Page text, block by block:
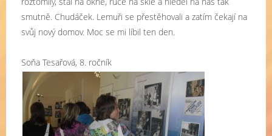
smutně. Chudáček. Lemuři se přestěhovali a zatím čekají na
svůj nový domov. Moc se mi líbil ten den.
Soňa Tesařová, 8. ročník